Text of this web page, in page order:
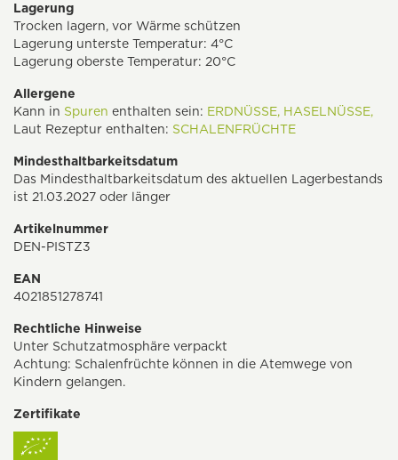
Lagerung
Trocken lagern, vor Wärme schützen
Lagerung unterste Temperatur: 4°C
Lagerung oberste Temperatur: 20°C
Allergene
Kann in Spuren enthalten sein: ERDNÜSSE, HASELNÜSSE,
Laut Rezeptur enthalten: SCHALENFRÜCHTE
Mindesthaltbarkeitsdatum
Das Mindesthaltbarkeitsdatum des aktuellen Lagerbestands
ist 21.03.2027 oder länger
Artikelnummer
DEN-PISTZ3
EAN
4021851278741
Rechtliche Hinweise
Unter Schutzatmosphäre verpackt
Achtung: Schalenfrüchte können in die Atemwege von
Kindern gelangen.
Zertifikate